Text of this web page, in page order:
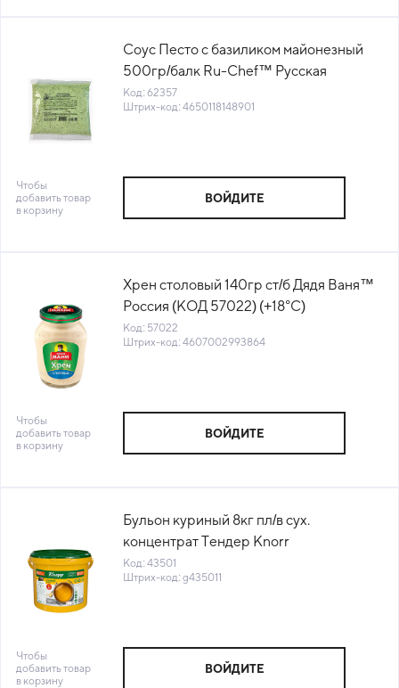
Соус Песто с базиликом майонезный
500гр/балк Ru-Chef™ Русская
бакалейная компания (КОД 62357)
(0°С)
Код: 62357
Штрих-код: 4650118148901
Чтобы
добавить товар
в корзину
ВОЙДИТЕ
Хрен столовый 140гр ст/б Дядя Ваня™
Россия (КОД 57022) (+18°С)
Код: 57022
Штрих-код: 4607002993864
Чтобы
добавить товар
в корзину
ВОЙДИТЕ
Бульон куриный 8кг пл/в сух.
концентрат Тендер Knorr
Professional™ Россия (КОД 43501)
(+18°С)
Код: 43501
Штрих-код: g435011
Чтобы
добавить товар
в корзину
ВОЙДИТЕ